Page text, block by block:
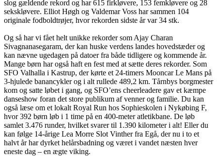
slog gældende rekord og har 615 firkløvere, 153 femkløvere og 28
sekskløvere. Elliot Høgh og Valdemar Voss har sammen 104
originale fodboldtrøjer, hvor rekorden sidste år var 34 stk.
Og så har vi fået helt unikke rekorder som Ajay Charan
Sivagnanasegaram, der kan huske verdens landes hovedstæder og
kan nævne ugedagen på datoer fra både tidligere og kommende år.
Mange børn har også haft en fest med at sætte deres rekorder. Som
SFO Valhalla i Kastrup, der kørte et 24-timers Mooncar Le Mans på
3-hjulede banancykler og i alt rullede 489,2 km. Tårnbys borgmester
kom og satte løbet i gang, og SFO’ens cheerleadere gav et kæmpe
danseshow foran det store publikum af venner og familie. Du kan
også læse om et lokalt Royal Run hos Sophieskolen i Nykøbing F,
hvor 392 børn løb i 1 time på en 400-meter atletikbane. De løb
samlet 3.476 runder, hvilket svarer til 1.390 kilometer i alt! Eller du
kan følge 14-årige Lea Morre Slot Vinther fra Egå, der nu i to et
halvt år har dyrket helårsbadning og været i vandet næsten hver
eneste dag – en ægte viking.